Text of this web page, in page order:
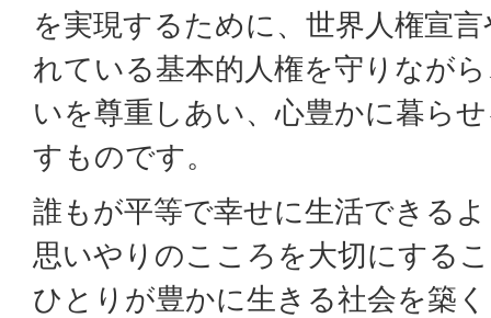
を実現するために、世界人権宣
れている基本的人権を守りなが
いを尊重しあい、心豊かに暮ら
すものです。
誰もが平等で幸せに生活できる
思いやりのこころを大切にする
ひとりが豊かに生きる社会を築